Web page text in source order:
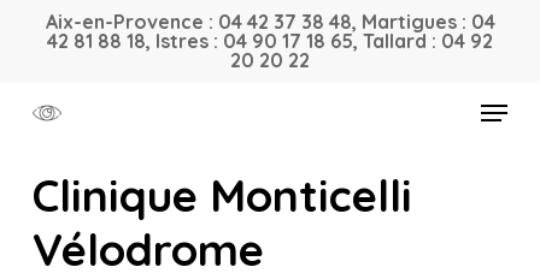
Aix-en-Provence : 04 42 37 38 48, Martigues : 04
42 81 88 18, Istres : 04 90 17 18 65, Tallard : 04 92
20 20 22
Menu
Clinique Monticelli
Vélodrome